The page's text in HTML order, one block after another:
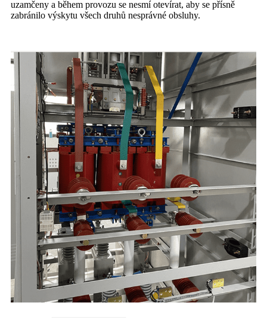
uzamčeny a během provozu se nesmí otevírat, aby se přísně
zabránilo výskytu všech druhů nesprávné obsluhy.